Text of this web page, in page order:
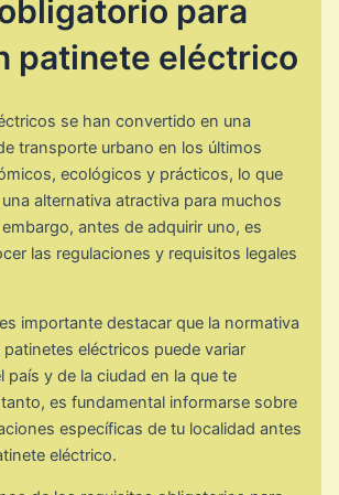
para
patinete eléctrico
se han convertido en una
transporte urbano en los últimos
ecológicos y prácticos, lo que
alternativa atractiva para muchos
antes de adquirir uno, es
las regulaciones y requisitos legales
importante destacar que la normativa
eléctricos puede variar
país y de la ciudad en la que te
es fundamental informarse sobre
específicas de tu localidad antes
eléctrico.